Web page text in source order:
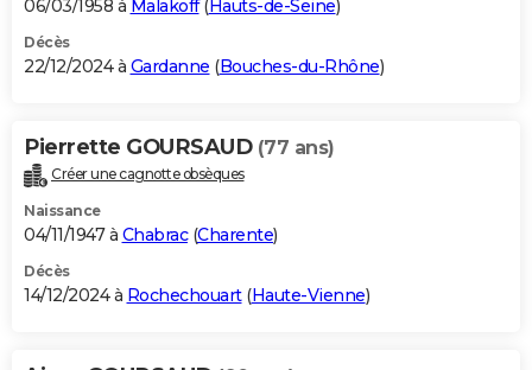
06/03/1958 à Malakoff( Hauts-de-Seine)
Décès
22/12/2024 à Gardanne (Bouches-du-Rhône)
Pierrette GOURSAUD (77 ans)
Créer une cagnotte obsèques
Naissance
04/11/1947 à Chabrac(Charente)
Décès
14/12/2024 à Rochechouart(Haute-Vienne)